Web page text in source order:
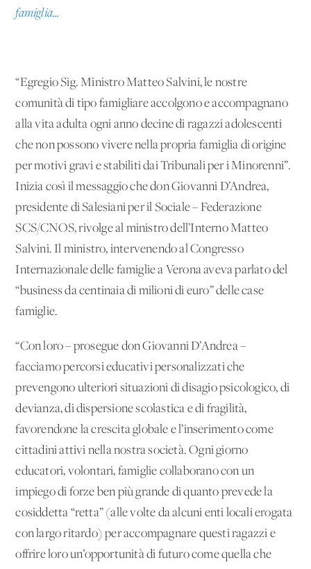
famiglia...
“Egregio Sig. Ministro Matteo Salvini, le nostre
comunità di tipo famigliare accolgono e accompagnano
alla vita adulta ogni anno decine di ragazzi adolescenti
che non possono vivere nella propria famiglia di origine
per motivi gravi e stabiliti dai Tribunali per i Minorenni”.
Inizia così il messaggio che don Giovanni D’Andrea,
presidente di Salesiani per il Sociale – Federazione
SCS/CNOS, rivolge al ministro dell’Interno Matteo
Salvini. Il ministro, intervenendo al Congresso
Internazionale delle famiglie a Verona aveva parlato del
“business da centinaia di milioni di euro” delle case
famiglie.
“Con loro – prosegue don Giovanni D’Andrea –
facciamo percorsi educativi personalizzati che
prevengono ulteriori situazioni di disagio psicologico, di
devianza, di dispersione scolastica e di fragilità,
favorendone la crescita globale e l’inserimento come
cittadini attivi nella nostra società. Ogni giorno
educatori, volontari, famiglie collaborano con un
impiego di forze ben più grande di quanto prevede la
cosiddetta “retta” (alle volte da alcuni enti locali erogata
con largo ritardo) per accompagnare questi ragazzi e
offrire loro un’opportunità di futuro come quella che